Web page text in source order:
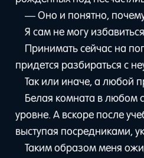
— Оно и понятно,
Я сам не могу
Принимать сейчас на
придется разбираться с
Так или иначе, а любой
Белая комната в любом
уровне. А вскоре после
выступая посредниками,
Таким образом меня